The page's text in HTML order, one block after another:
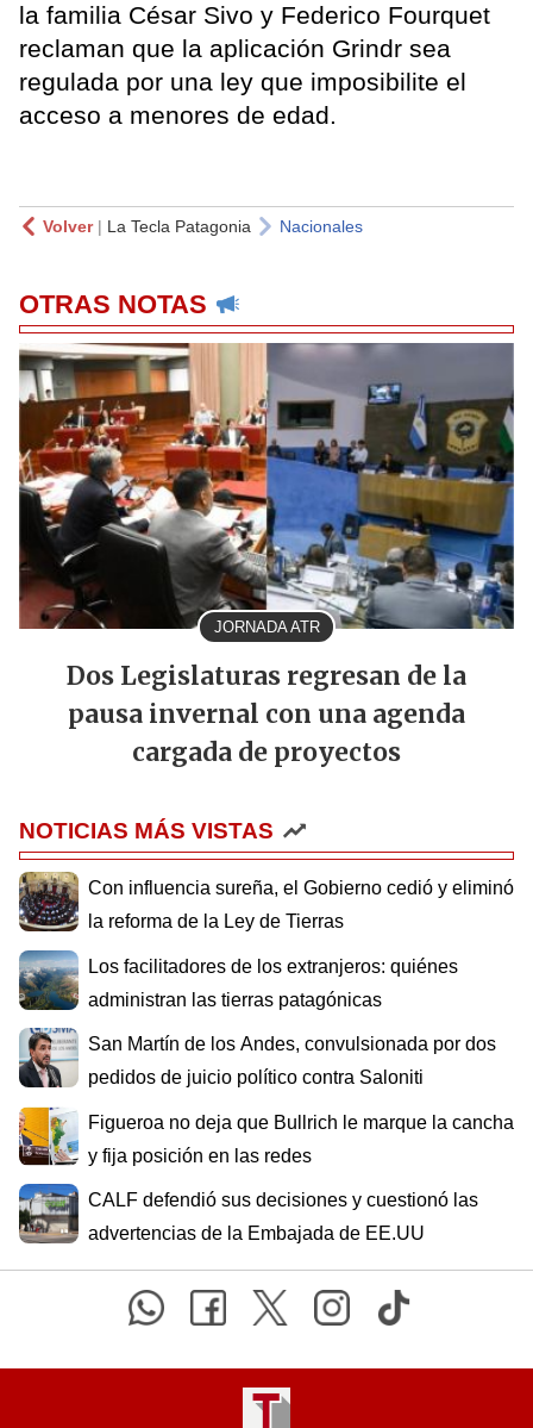
la familia César Sivo y Federico Fourquet
reclaman que la aplicación Grindr sea
regulada por una ley que imposibilite el
acceso a menores de edad.
Volver| La Tecla Patagonia Nacionales
OTRAS NOTAS
JORNADA ATR
Dos Legislaturas regresan de la
pausa invernal con una agenda
cargada de proyectos
NOTICIAS MÁS VISTAS
Con influencia sureña, el Gobierno cedió y eliminó
la reforma de la Ley de Tierras
Los facilitadores de los extranjeros: quiénes
administran las tierras patagónicas
San Martín de los Andes, convulsionada por dos
pedidos de juicio político contra Saloniti
Figueroa no deja que Bullrich le marque la cancha
y fija posición en las redes
CALF defendió sus decisiones y cuestionó las
advertencias de la Embajada de EE.UU